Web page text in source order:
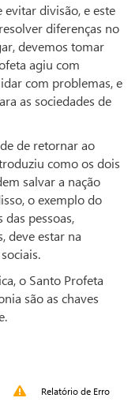
divisão, e este
diferenças no
devemos tomar
agiu com
com problemas, e
as sociedades de
de retornar ao
como os dois
salvar a nação
o exemplo do
pessoas,
deve estar na
o Santo Profeta
são as chaves
Relatório de Erro